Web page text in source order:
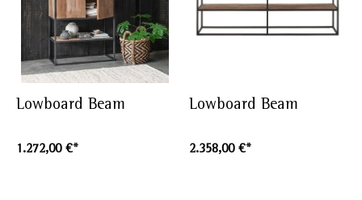
Lowboard Beam
1.272,00 €*
Lowboard Beam
2.358,00 €*